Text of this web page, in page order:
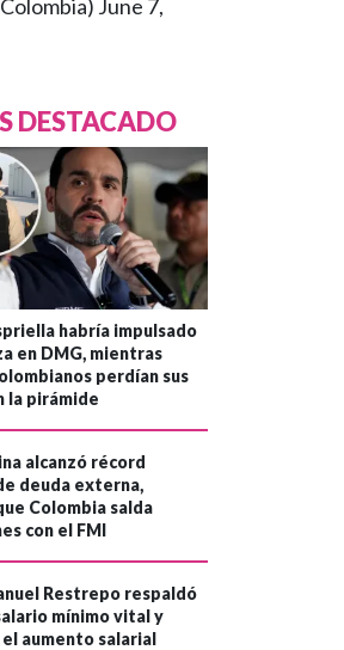
June 7,
DESTACADO
habría impulsado
en DMG, mientras
perdían sus
la pirámide
alcanzó récord
deuda externa,
Colombia salda
con el FMI
Restrepo respaldó
mínimo vital y
aumento salarial